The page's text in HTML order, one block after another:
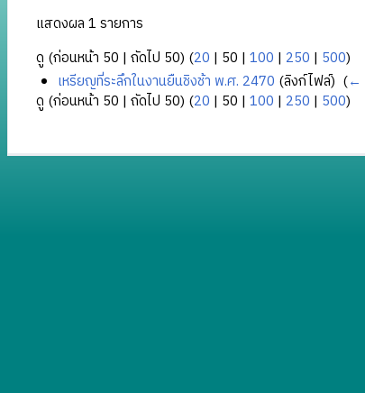
แสดงผล 1 รายการ
ดู (ก่อนหน้า 50 | ถัดไป 50) (20 | 50 | 100 | 250 | 500)
เหรียญที่ระลึกในงานยืนชิงช้า พ.ศ. 2470 (ลิงก์ไฟล์) ‎ (←
ดู (ก่อนหน้า 50 | ถัดไป 50) (20 | 50 | 100 | 250 | 500)